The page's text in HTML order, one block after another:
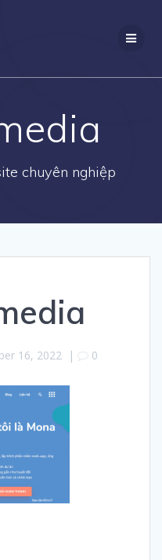
chuyên nghiệp
16, 2022 | 0